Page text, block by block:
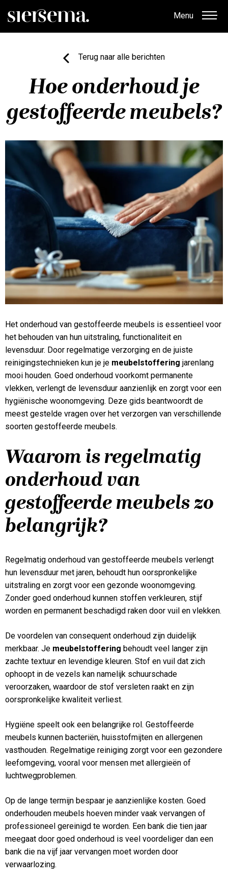
Menu
Terug naar alle berichten
Hoe onderhoud je
gestoffeerde meubels?
Het onderhoud van gestoffeerde meubels is essentieel voor
het behouden van hun uitstraling, functionaliteit en
levensduur. Door regelmatige verzorging en de juiste
reinigingstechnieken kun je je meubelstoffering jarenlang
mooi houden. Goed onderhoud voorkomt permanente
vlekken, verlengt de levensduur aanzienlijk en zorgt voor een
hygiënische woonomgeving. Deze gids beantwoordt de
meest gestelde vragen over het verzorgen van verschillende
soorten gestoffeerde meubels.
Waarom is regelmatig
onderhoud van
gestoffeerde meubels zo
belangrijk?
Regelmatig onderhoud van gestoffeerde meubels verlengt
hun levensduur met jaren, behoudt hun oorspronkelijke
uitstraling en zorgt voor een gezonde woonomgeving.
Zonder goed onderhoud kunnen stoffen verkleuren, stijf
worden en permanent beschadigd raken door vuil en vlekken.
De voordelen van consequent onderhoud zijn duidelijk
merkbaar. Je meubelstoffering behoudt veel langer zijn
zachte textuur en levendige kleuren. Stof en vuil dat zich
ophoopt in de vezels kan namelijk schuurschade
veroorzaken, waardoor de stof versleten raakt en zijn
oorspronkelijke kwaliteit verliest.
Hygiëne speelt ook een belangrijke rol. Gestoffeerde
meubels kunnen bacteriën, huisstofmijten en allergenen
vasthouden. Regelmatige reiniging zorgt voor een gezondere
leefomgeving, vooral voor mensen met allergieën of
luchtwegproblemen.
Op de lange termijn bespaar je aanzienlijke kosten. Goed
onderhouden meubels hoeven minder vaak vervangen of
professioneel gereinigd te worden. Een bank die tien jaar
meegaat door goed onderhoud is veel voordeliger dan een
bank die na vijf jaar vervangen moet worden door
verwaarlozing.